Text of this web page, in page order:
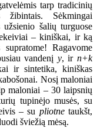
tarp tradicinių
žibintais. Sėkmingai
šalių turguose
– kiniškai, ir ką
Ragavome
vandenį y, irn+k
ir sintetika, kiniškas
Nosį maloniai
maloniai – 30 laipsnių
tupinėjo musės, su
– su pliotnetaukšt,
šviežią mėsą.